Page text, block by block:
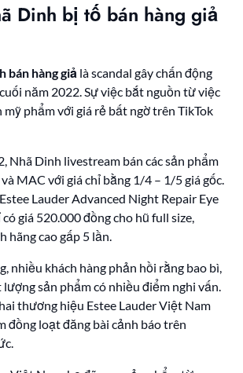
Dinh bị tố bán hàng giả
bán hàng giả là scandal gây chấn động
năm 2022. Sự việc bắt nguồn từ việc
mỹ phẩm với giá rẻ bất ngờ trên TikTok
Nhã Dinh livestream bán các sản phẩm
MAC với giá chỉ bằng 1/4 – 1/5 giá gốc.
Lauder Advanced Night Repair Eye
giá 520.000 đồng cho hũ full size,
hãng cao gấp 5 lần.
nhiều khách hàng phản hồi rằng bao bì,
lượng sản phẩm có nhiều điểm nghi vấn.
thương hiệu Estee Lauder Việt Nam
đồng loạt đăng bài cảnh báo trên